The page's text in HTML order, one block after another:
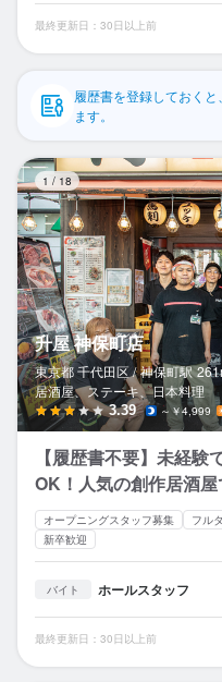
プライバシーポリシー
利用規約
企業情報
最終更新日：30日以上前
履歴書を登録しておく
ます。
1 / 18
升屋 神保町店
東京都 千代田区 / 神保町駅
居酒屋、ステーキ、日本料理
3.39 ～￥4,999
【履歴書不要】未経
OK！人気の創作居酒
オープニングスタッフ募集 フル
新卒歓迎
バイト ホールスタッフ
最終更新日：30日以上前